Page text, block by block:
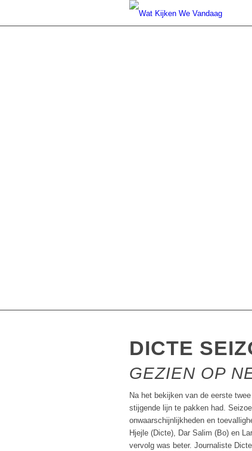
DICTE
GEZIEN OP
Na het bekijken van de eerste
stijgende lijn te pakken had.
onwaarschijnlijkheden en
Hjejle (Dicte), Dar Salim (Bo) en
vervolg was beter. Journaliste